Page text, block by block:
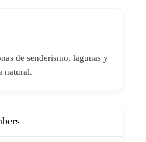
de senderismo, lagunas y
natural.